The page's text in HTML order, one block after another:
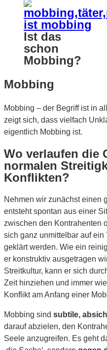
Ist das
schon
Mobbing?
Mobbing
Mobbing – der Begriff ist in
zeigt sich, dass vielfach
eigentlich Mobbing ist.
Wo verlaufen die
normalen
Konflikten?
Nehmen wir zunächst einen
entsteht spontan aus einer
zwischen den Kontrahenten
sich ganz unmittelbar auf
geklärt werden. Wie ein
er konstruktiv ausgetragen
Streitkultur, kann er sich
Zeit hinziehen und immer
Konflikt am Anfang einer
Mobbing sind subtile,
darauf abzielen, den
Seele anzugreifen. Es geht